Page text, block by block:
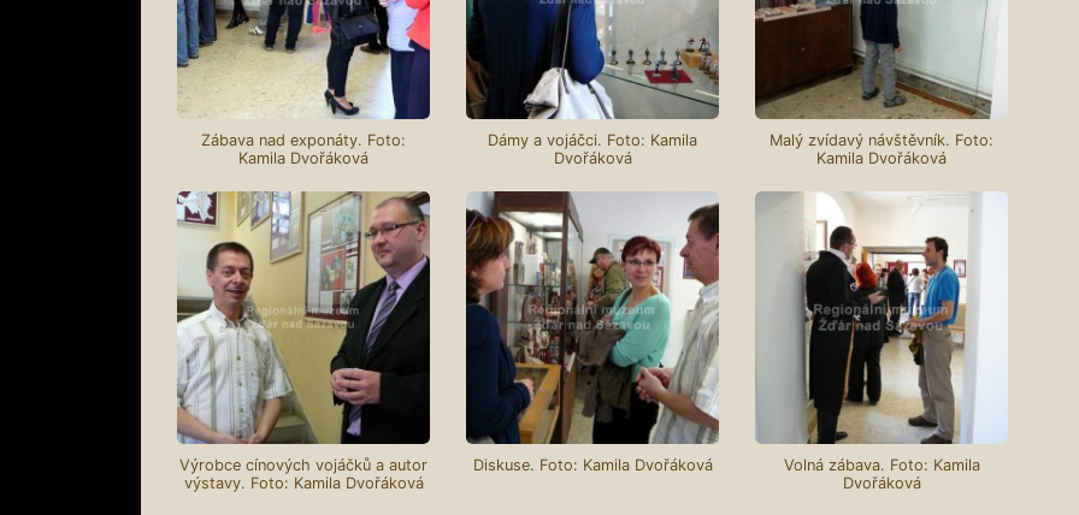
Zábava nad exponáty. Foto:
Kamila Dvořáková
Dámy a vojáčci. Foto: Kamila
Dvořáková
Malý zvídavý návštěvník. Foto:
Kamila Dvořáková
Výrobce cínových vojáčků a autor
výstavy. Foto: Kamila Dvořáková
Diskuse. Foto: Kamila Dvořáková
Volná zábava. Foto: Kamila
Dvořáková